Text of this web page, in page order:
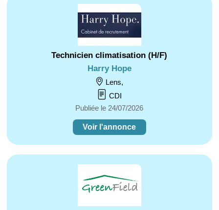
Technicien climatisation (H/F)
Harry Hope
Lens,
CDI
Publiée le 24/07/2026
Voir l'annonce